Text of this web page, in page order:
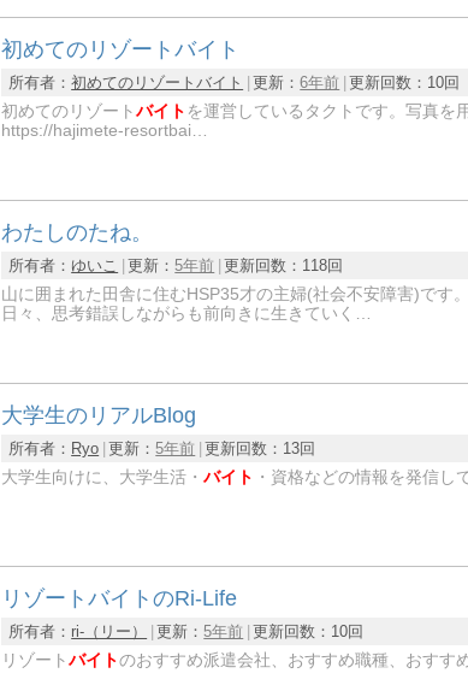
初めてのリゾートバイト
所有者：初めてのリゾートバイト 更新：6年前 更新回数： 10回
初めてのリゾート バイト を運営しているタクトです。写真を
https://hajimete-resortbai…
わたしのたね。
所有者： ゆいこ 更新：5年前 更新回数： 118回
山に囲まれた田舎に住むHSP35才の主婦(社会不安障害)です
日々、思考錯誤しながらも前向きに生きていく…
大学生のリアルBlog
所有者： Ryo 更新：5年前 更新回数： 13回
大学生向けに、大学生活・ バイト ・資格などの情報を発信し
リゾートバイトのRi-Life
所有者： ri-（リー） 更新：5年前 更新回数： 10回
リゾート バイトのおすすめ派遣会社、おすすめ職種、おすす